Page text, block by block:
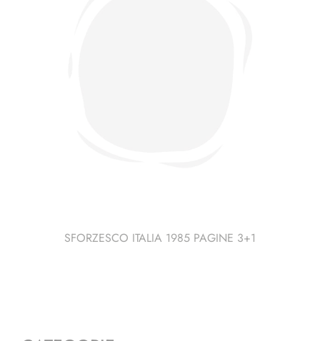
SFORZESCO ITALIA 1985 PAGINE 3+1